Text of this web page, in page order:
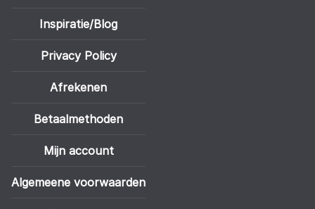
Inspiratie/Blog
Privacy Policy
Afrekenen
Betaalmethoden
Mijn account
Algemeene voorwaarden